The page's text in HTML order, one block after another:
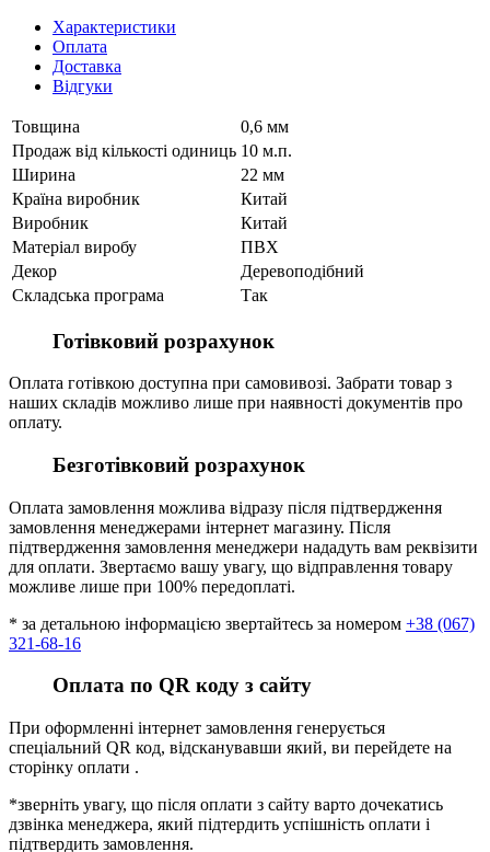
Характеристики
Оплата
Доставка
Відгуки
Товщина
0,6 мм
Продаж від кількості одиниць 10 м.п.
Ширина
22 мм
Країна виробник
Китай
Виробник
Китай
Матеріал виробу
ПВХ
Декор
Деревоподібний
Складська програма
Так
Готівковий розрахунок
Оплата готівкою доступна при самовивозі. Забрати товар з
наших складів можливо лише при наявності документів про
оплату.
Безготівковий розрахунок
Оплата замовлення можлива відразу після підтвердження
замовлення менеджерами інтернет магазину. Після
підтвердження замовлення менеджери нададуть вам реквізити
для оплати. Звертаємо вашу увагу, що відправлення товару
можливе лише при 100% передоплаті.
* за детальною інформацією звертайтесь за номером +38 (067)
321-68-16
Оплата по QR коду з сайту
При оформленні інтернет замовлення генерується
спеціальний QR код, відсканувавши який, ви перейдете на
сторінку оплати .
*зверніть увагу, що після оплати з сайту варто дочекатись
дзвінка менеджера, який підтердить успішність оплати і
підтвердить замовлення.